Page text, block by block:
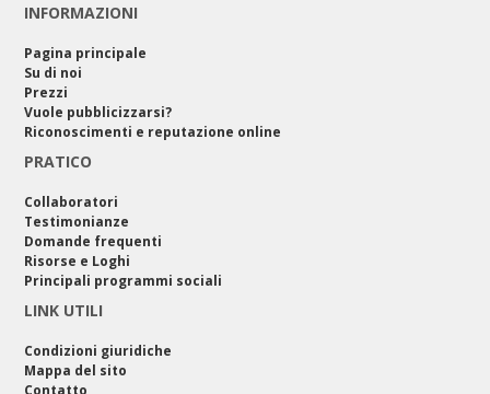
INFORMAZIONI
Pagina principale
Su di noi
Prezzi
Vuole pubblicizzarsi?
Riconoscimenti e reputazione online
PRATICO
Collaboratori
Testimonianze
Domande frequenti
Risorse e Loghi
Principali programmi sociali
LINK UTILI
Condizioni giuridiche
Mappa del sito
Contatto